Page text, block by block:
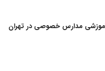
مدارس خصوصی در تهران